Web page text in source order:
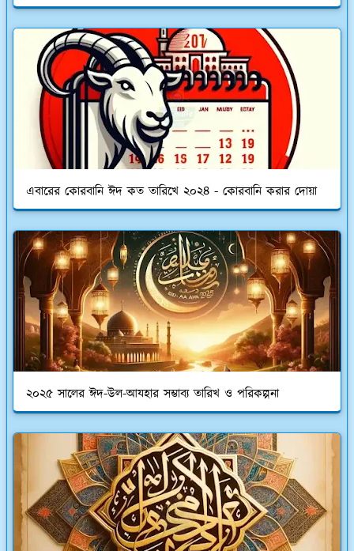
এবারের কোরবানি ঈদ কত তারিখে ২০২৪ - কোরবানি করার দোয়া
২০২৫ সালের ঈদ-উল-আযহার সম্ভাব্য তারিখ ও পরিকল্পনা